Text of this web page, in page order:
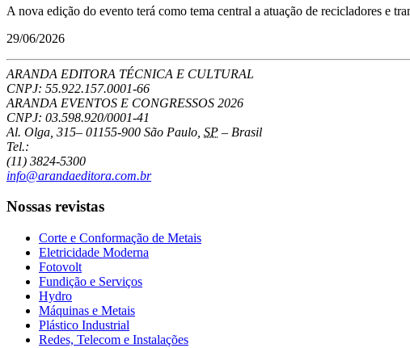
A nova edição do evento terá como tema central a atuação de recicladores e
29/06/2026
ARANDA EDITORA TÉCNICA E CULTURAL
CNPJ: 55.922.157.0001-66
ARANDA EVENTOS E CONGRESSOS 2026
CNPJ: 03.598.920/0001-41
Al. Olga, 315– 01155-900 São Paulo SP – Brasil
Tel.:
(11) 3824-5300
info@arandaeditora.com.br
Nossas revistas
Corte e Conformação de Metais
Eletricidade Moderna
Fotovolt
Fundição e Serviços
Hydro
Máquinas e Metais
Plástico Industrial
Redes, Telecom e Instalações